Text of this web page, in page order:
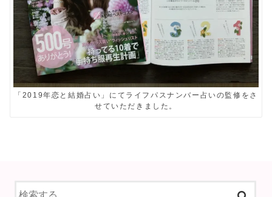
「2019年恋と結婚占い」にてライフパスナンバー占いの監修をさ
せていただきました。